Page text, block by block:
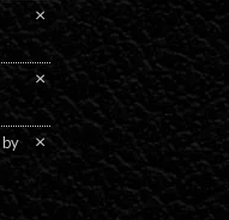
×
×
×
by